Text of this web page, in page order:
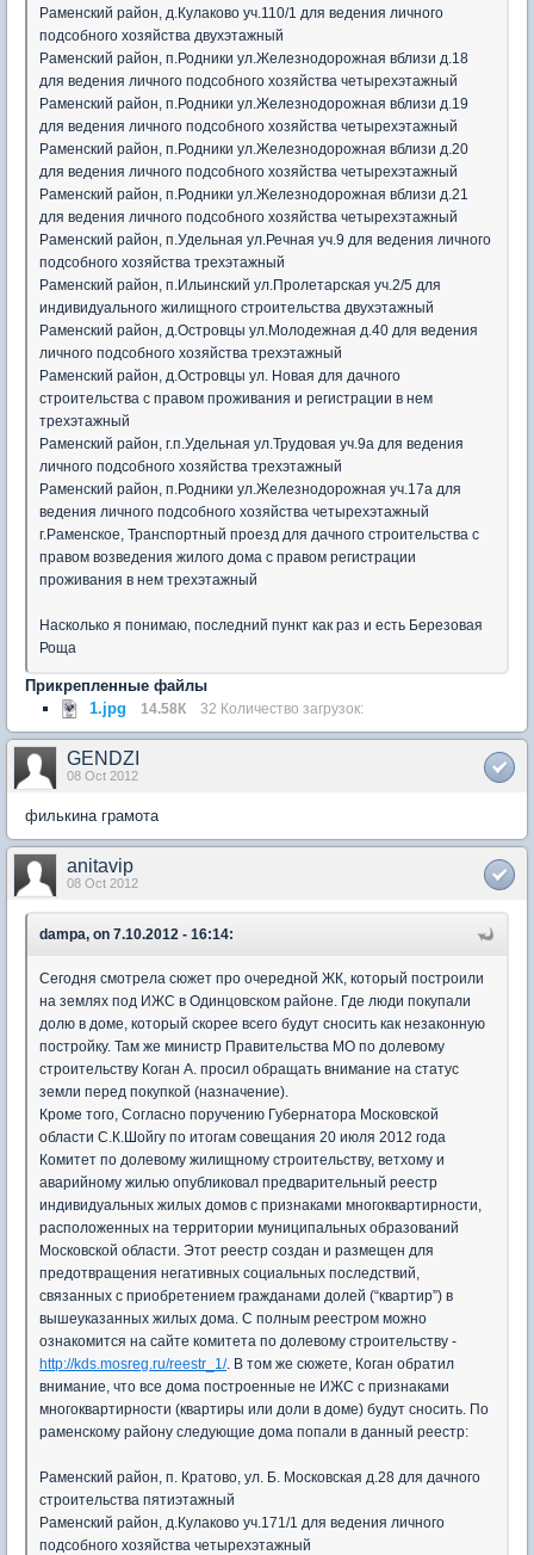
Раменский район, д.Кулаково уч.110/1 для ведения личного
подсобного хозяйства двухэтажный
Раменский район, п.Родники ул.Железнодорожная вблизи д.18
для ведения личного подсобного хозяйства четырехэтажный
Раменский район, п.Родники ул.Железнодорожная вблизи д.19
для ведения личного подсобного хозяйства четырехэтажный
Раменский район, п.Родники ул.Железнодорожная вблизи д.20
для ведения личного подсобного хозяйства четырехэтажный
Раменский район, п.Родники ул.Железнодорожная вблизи д.21
для ведения личного подсобного хозяйства четырехэтажный
Раменский район, п.Удельная ул.Речная уч.9 для ведения личного
подсобного хозяйства трехэтажный
Раменский район, п.Ильинский ул.Пролетарская уч.2/5 для
индивидуального жилищного строительства двухэтажный
Раменский район, д.Островцы ул.Молодежная д.40 для ведения
личного подсобного хозяйства трехэтажный
Раменский район, д.Островцы ул. Новая для дачного
строительства с правом проживания и регистрации в нем
трехэтажный
Раменский район, г.п.Удельная ул.Трудовая уч.9а для ведения
личного подсобного хозяйства трехэтажный
Раменский район, п.Родники ул.Железнодорожная уч.17а для
ведения личного подсобного хозяйства четырехэтажный
г.Раменское, Транспортный проезд для дачного строительства с
правом возведения жилого дома с правом регистрации
проживания в нем трехэтажный
Насколько я понимаю, последний пункт как раз и есть Березовая
Роща
Прикрепленные файлы
1.jpg
14.58К 32 Количество загрузок:
GENDZI
08 Oct 2012
филькина грамота
anitavip
08 Oct 2012
dampa, on 7.10.2012 - 16:14:
Сегодня смотрела сюжет про очередной ЖК, который построили
на землях под ИЖС в Одинцовском районе. Где люди покупали
долю в доме, который скорее всего будут сносить как незаконную
постройку. Там же министр Правительства МО по долевому
строительству Коган А. просил обращать внимание на статус
земли перед покупкой (назначение).
Кроме того, Согласно поручению Губернатора Московской
области С.К.Шойгу по итогам совещания 20 июля 2012 года
Комитет по долевому жилищному строительству, ветхому и
аварийному жилью опубликовал предварительный реестр
индивидуальных жилых домов с признаками многоквартирности,
расположенных на территории муниципальных образований
Московской области. Этот реестр создан и размещен для
предотвращения негативных социальных последствий,
связанных с приобретением гражданами долей (“квартир”) в
вышеуказанных жилых дома. С полным реестром можно
ознакомится на сайте комитета по долевому строительству -
http://kds.mosreg.ru/reestr_1/. В том же сюжете, Коган обратил
внимание, что все дома построенные не ИЖС с признаками
многоквартирности (квартиры или доли в доме) будут сносить. По
раменскому району следующие дома попали в данный реестр:
Раменский район, п. Кратово, ул. Б. Московская д.28 для дачного
строительства пятиэтажный
Раменский район, д.Кулаково уч.171/1 для ведения личного
подсобного хозяйства четырехэтажный